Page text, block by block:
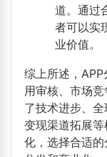
道。通过
者可以实
业价值。
综上所述，
用审核、市场
了技术进步、
变现渠道拓展
化，选择合适